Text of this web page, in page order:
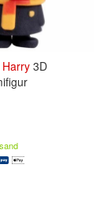
Harry 3D